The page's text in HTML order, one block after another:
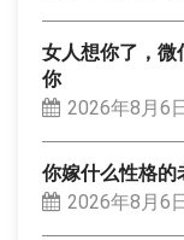
女人想你了，微
你
2026年8月6
你嫁什么性格的
2026年8月6